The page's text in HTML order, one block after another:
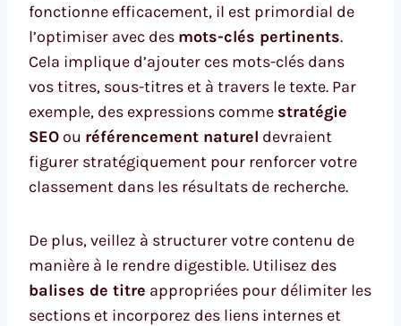
fonctionne efficacement, il est primordial de
l’optimiser avec des mots-clés pertinents.
Cela implique d’ajouter ces mots-clés dans
vos titres, sous-titres et à travers le texte. Par
exemple, des expressions comme stratégie
SEO ou référencement naturel devraient
figurer stratégiquement pour renforcer votre
classement dans les résultats de recherche.
De plus, veillez à structurer votre contenu de
manière à le rendre digestible. Utilisez des
balises de titre appropriées pour délimiter les
sections et incorporez des liens internes et